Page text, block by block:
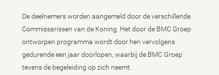
De deelnemers worden aangemeld door de verschillende
Commissarissen van de Koning. Het door de BMC Groep
ontworpen programma wordt door hen vervolgens
gedurende een jaar doorlopen, waarbij de BMC Groep
tevens de begeleiding op zich neemt.